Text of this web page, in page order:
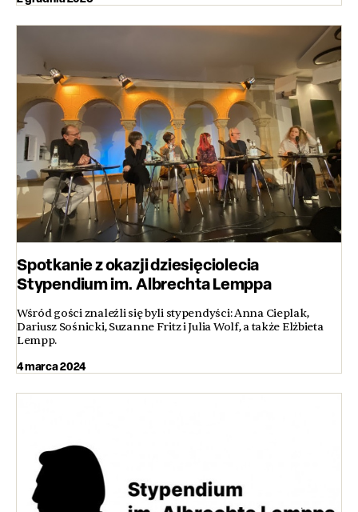
Spotkanie z okazji dziesięciolecia
Stypendium im. Albrechta Lemppa
Wśród gości znaleźli się byli stypendyści: Anna Cieplak,
Dariusz Sośnicki, Suzanne Fritz i Julia Wolf, a także Elżbieta
Lempp.
4 marca 2024